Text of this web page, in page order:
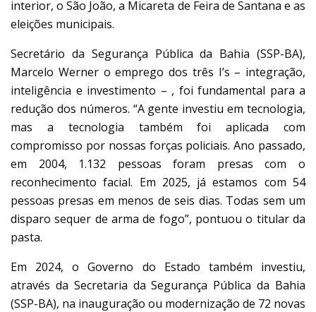
interior, o São João, a Micareta de Feira de Santana e as
eleições municipais.
Secretário da Segurança Pública da Bahia (SSP-BA),
Marcelo Werner o emprego dos três I’s – integração,
inteligência e investimento – , foi fundamental para a
redução dos números. “A gente investiu em tecnologia,
mas a tecnologia também foi aplicada com
compromisso por nossas forças policiais. Ano passado,
em 2004, 1.132 pessoas foram presas com o
reconhecimento facial. Em 2025, já estamos com 54
pessoas presas em menos de seis dias. Todas sem um
disparo sequer de arma de fogo”, pontuou o titular da
pasta.
Em 2024, o Governo do Estado também investiu,
através da Secretaria da Segurança Pública da Bahia
(SSP-BA), na inauguração ou modernização de 72 novas